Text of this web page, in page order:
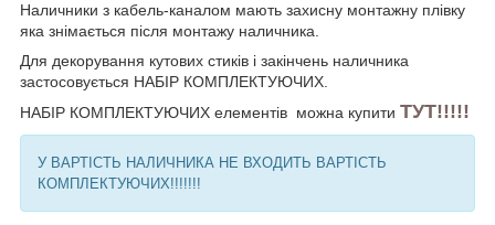
Наличники з кабель-каналом мають захисну монтажну плівку
яка знімається після монтажу наличника.
Для декорування кутових стиків і закінчень наличника
застосовується НАБІР КОМПЛЕКТУЮЧИХ.
НАБІР КОМПЛЕКТУЮЧИХ елементів можна купити ТУТ!!!!!
У ВАРТІСТЬ НАЛИЧНИКА НЕ ВХОДИТЬ ВАРТІСТЬ
КОМПЛЕКТУЮЧИХ!!!!!!!